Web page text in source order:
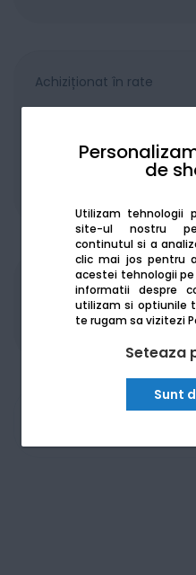
de
Utilizam tehnologii
site-ul nostru
continutul si a
clic mai jos pentru
acestei tehnologii pe
informatii despre
utilizam si optiunile
te rugam sa vizitezi
Seteaza
Sunt
Achiziționat în rate
Produsele sunt
achizitii publice